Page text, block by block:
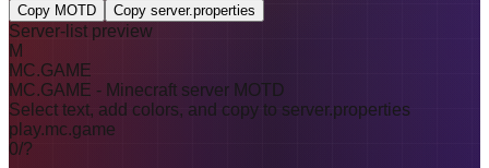
Copy MOTD
Copy server.properties
Server-list preview
M
MC.GAME
MC.GAME - Minecraft server MOTD
Select text, add colors, and copy to server.properties
play.mc.game
0/?